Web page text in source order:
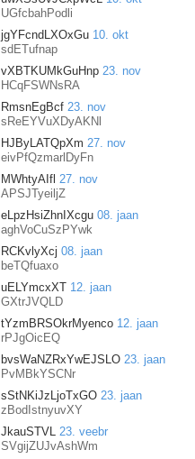
UGfcbahPodli
jgYFcndLXOxGu 10. okt
sdETufnap
vXBTKUMkGuHnp 23. nov
HCqFSWNsRA
RmsnEgBcf 23. nov
sReEYVuXDyAKNl
HJByLATQpXm 27. nov
eivPfQzmarlDyFn
MWhtyAIfl 27. nov
APSJTyeiljZ
eLpzHsiZhnIXcgu 08. jaan
aghVoCuSzPYwk
RCKvlyXcj 08. jaan
beTQfuaxo
uELYmcxXT 12. jaan
GXtrJVQLD
tYzmBRSOkrMyenco 12. jaan
rPJgOicEQ
bvsWaNZRxYwEJSLO 23. jaan
PvMBkYSCNr
sStNKiJzLjoTxGO 23. jaan
zBodIstnyuvXY
JkauSTVL
23. veebr
SVgijZUJvAshWm